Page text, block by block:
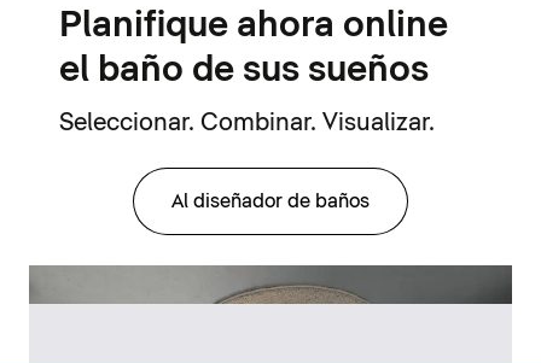
Planifique ahora online
el baño de sus sueños
Seleccionar. Combinar. Visualizar.
Al diseñador de baños